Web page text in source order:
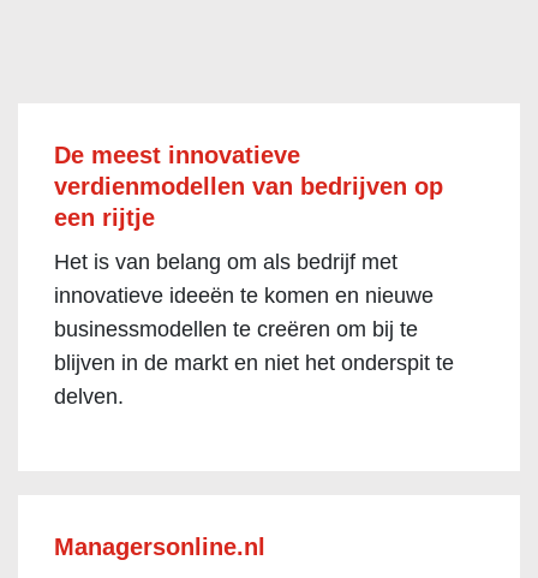
De meest innovatieve
verdienmodellen van bedrijven op
een rijtje
Het is van belang om als bedrijf met
innovatieve ideeën te komen en nieuwe
businessmodellen te creëren om bij te
blijven in de markt en niet het onderspit te
delven.
Managersonline.nl